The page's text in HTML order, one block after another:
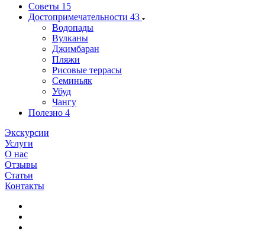
Советы 15
Достопримечательности 43
Водопады
Вулканы
Джимбаран
Пляжи
Рисовые террасы
Семиньяк
Убуд
Чангу
Полезно 4
Экскурсии
Услуги
О нас
Отзывы
Статьи
Контакты